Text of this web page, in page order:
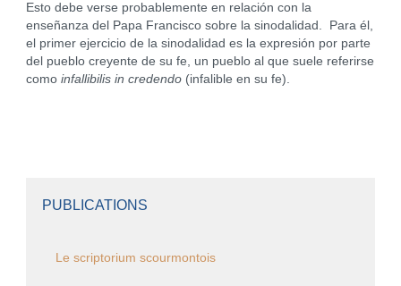
Esto debe verse probablemente en relación con la
enseñanza del Papa Francisco sobre la sinodalidad. Para él,
el primer ejercicio de la sinodalidad es la expresión por parte
del pueblo creyente de su fe, un pueblo al que suele referirse
como infallibilis in credendo(infalible en su fe).
PUBLICATIONS
Le scriptorium scourmontois